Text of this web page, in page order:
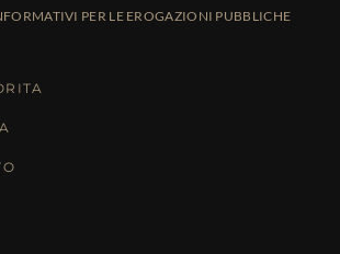
PER LE EROGAZIONI PUBBLICHE